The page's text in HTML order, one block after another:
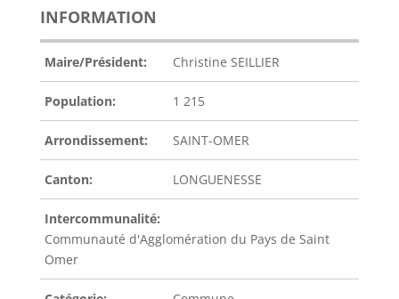
INFORMATION
Maire/Président: Christine SEILLIER
Population: 1 215
Arrondissement: SAINT-OMER
Canton: LONGUENESSE
Intercommunalité:
Communauté d'Agglomération du Pays de Saint
Omer